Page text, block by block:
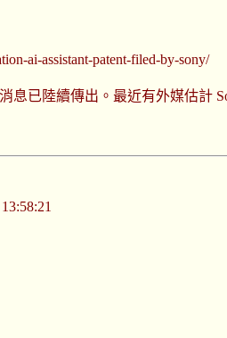
ai-assistant-patent-filed-by-sony/
息已陸續傳出。最近有外媒估計